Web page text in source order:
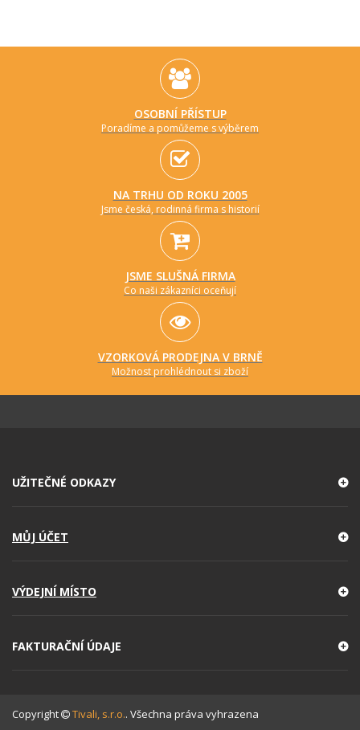
OSOBNÍ PŘÍSTUP
Poradíme a pomůžeme s výběrem
NA TRHU OD ROKU 2005
Jsme česká, rodinná firma s historií
JSME SLUŠNÁ FIRMA
Co naši zákazníci oceňují
VZORKOVÁ PRODEJNA V BRNĚ
Možnost prohlédnout si zboží
UŽITEČNÉ ODKAZY
MŮJ ÚČET
VÝDEJNÍ MÍSTO
FAKTURAČNÍ ÚDAJE
Copyright Tivali, s.r.o.. Všechna práva vyhrazena